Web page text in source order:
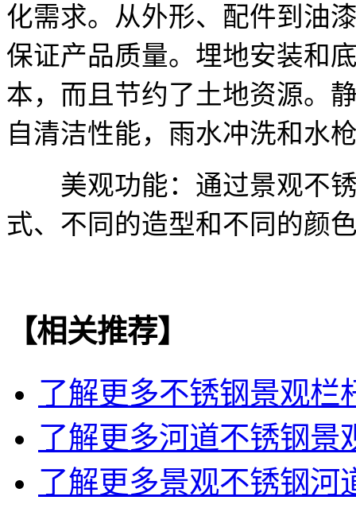
化需求。从外形、配件到油
保证产品质量。埋地安装和
本，而且节约了土地资源。
自清洁性能，雨水冲洗和水
美观功能：通过景观不锈
式、不同的造型和不同的颜
【相关推荐】
了解更多不锈钢景观栏
了解更多河道不锈钢景
了解更多景观不锈钢河